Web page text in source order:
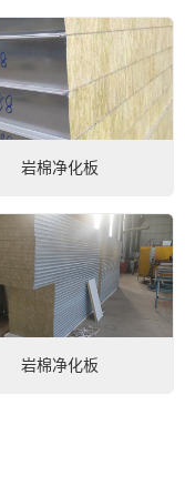
岩棉净化板
岩棉净化板